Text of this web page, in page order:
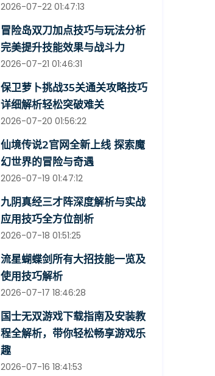
2026-07-22 01:47:13
冒险岛双刀加点技巧与玩法分析
完美提升技能效果与战斗力
2026-07-21 01:46:31
保卫萝卜挑战35关通关攻略技巧
详细解析轻松突破难关
2026-07-20 01:56:22
仙境传说2官网全新上线 探索魔
幻世界的冒险与奇遇
2026-07-19 01:47:12
九阴真经三才阵深度解析与实战
应用技巧全方位剖析
2026-07-18 01:51:25
流星蝴蝶剑所有大招技能一览及
使用技巧解析
2026-07-17 18:46:28
国士无双游戏下载指南及安装教
程全解析，带你轻松畅享游戏乐
趣
2026-07-16 18:41:53